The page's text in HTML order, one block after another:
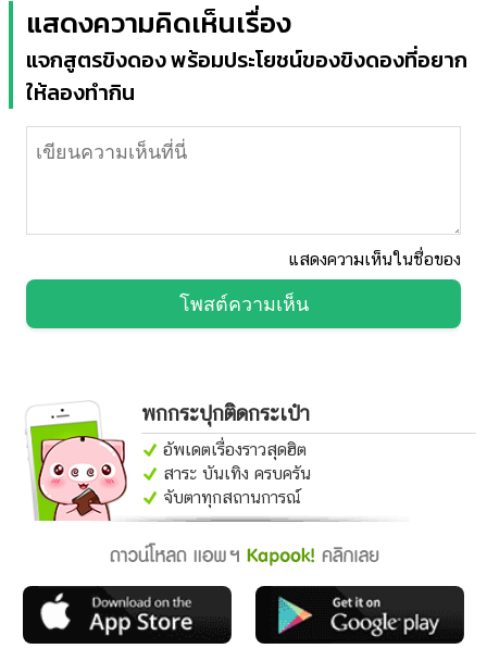
แสดงความคิดเห็นเรื่อง
แจกสูตรขิงดอง พร้อมประโยชน์ของขิงดองที่อยาก
ให้ลองทำกิน
แสดงความเห็นในชื่อของ
โพสต์ความเห็น
พกกระปุกติดกระเป๋า
อัพเดตเรื่องราวสุดฮิต
สาระ บันเทิง ครบครัน
จับตาทุกสถานการณ์